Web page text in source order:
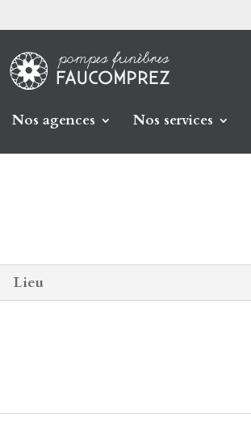
Nos agences Nos services
Lieu